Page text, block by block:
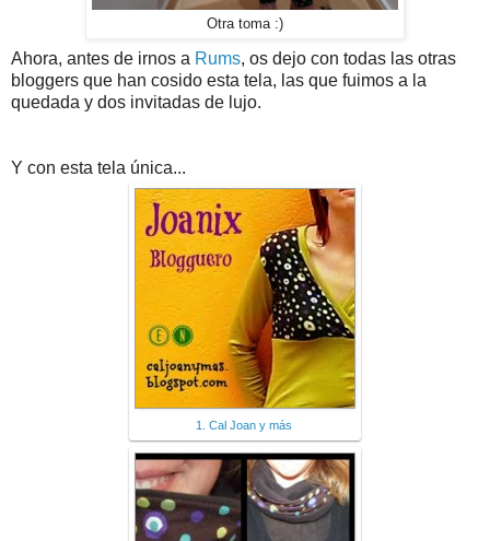
Otra toma :)
Ahora, antes de irnos a Rums, os dejo con todas las otras
bloggers que han cosido esta tela, las que fuimos a la
quedada y dos invitadas de lujo.
Y con esta tela única...
1. Cal Joan y más